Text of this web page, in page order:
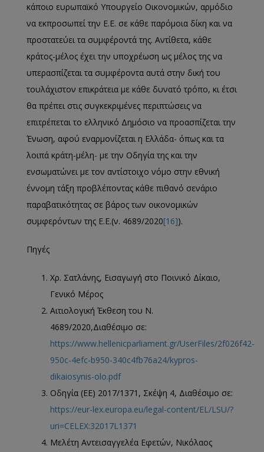
κάποιο ευρωπαϊκό Υπουργείο Οικονομικών, αρμόδιο
να εκπροσωπεί την Ε.Ε. σε κάθε παρόμοια δίκη και να
προστατεύει τα συμφέροντά της. Αντίθετα, κάθε
κράτος-μέλος έχει την υποχρέωση ως μέλος της να
υπερασπίζεται τα συμφέροντα αυτά στην δική του
τουλάχιστον επικράτεια με κάθε δυνατό τρόπο, κι έτσι
θα πρέπει στις συγκεκριμένες περιπτώσεις να
επιτρέπεται το ελληνικό Δημόσιο να προασπίζεται την
Ένωση, αφού εναρμονίζεται η Ελλάδα- όπως και τα
λοιπά κράτη-μέλη- με την Οδηγία της και την
ενσωματώνει με τον αντίστοιχο νόμο στην εθνική
έννομη τάξη προβλέποντας κάθε πιθανό σενάριο
παραβατικότητας σε βάρος των οικονομικών
συμφερόντων της Ε.Ε.(ν. 4689/2020[16]).
Πηγές
Χρ. Σατλάνης, Εισαγωγή στο Ποινικό Δίκαιο,
Γενικό Μέρος
Αιτιολογική Έκθεση του Ν.
4689/2020,Διαθέσιμο σε:
https://www.hellenicparliament.gr/UserFiles/2f026f42-
950c-4efc-b950-340c4fb76a24/kypros-
dikaiosynis-olo.pdf
Οδηγία (ΕΕ) 2017/1371, Σκέψη 4, Διαθέσιμο σε:
https://eur-lex.europa.eu/legal-content/EL/LSU/?
uri=CELEX:32017L1371
Μελέτη Αντεισαγγελέα Εφετών, Νικόλαος